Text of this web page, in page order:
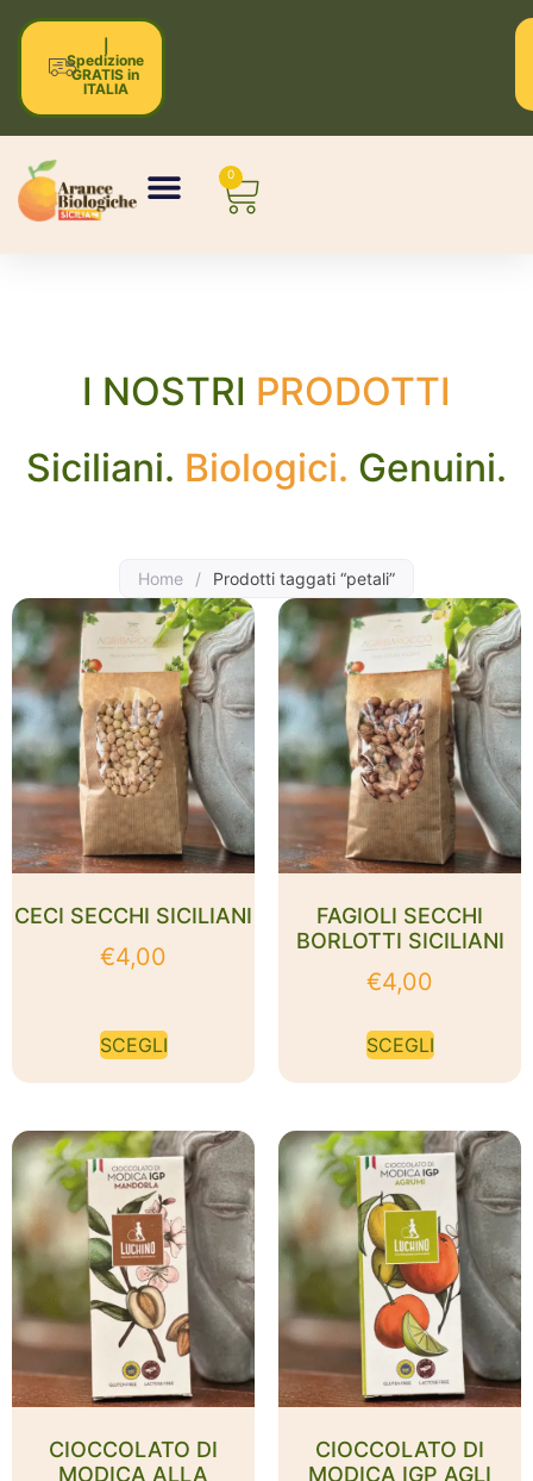
Spedizione
GRATIS in
ITALIA
0
I NOSTRI PRODOTTI
Siciliani. Biologici. Genuini.
Home / Prodotti taggati “petali”
CECI SECCHI SICILIANI
€4,00
SCEGLI
FAGIOLI SECCHI
BORLOTTI SICILIANI
€4,00
SCEGLI
CIOCCOLATO DI
MODICA ALLA
CIOCCOLATO DI
MODICA IGP AGLI